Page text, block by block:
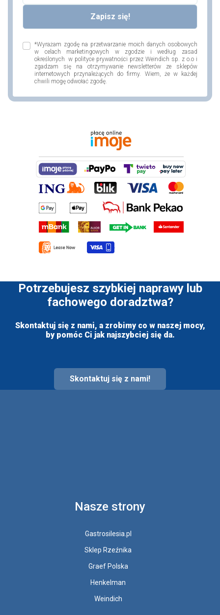
*Wyrażam zgodę na przetwarzanie moich danych osobowych
w celach marketingowych w zgodzie i według zasad
określonych w polityce prywatności przez Weindich sp. z o.o i
zgadzam się na otrzymywanie newsletterów ze sklepów
internetowych przynależących do firmy. Wiem, że w każdej
chwili mogę odwołać zgodę.
Potrzebujesz szybkiej naprawy lub
fachowego doradztwa?
Skontaktuj się z nami, a zrobimy co w naszej mocy,
by pomóc Ci jak najszybciej się da.
Skontaktuj się z nami!
Nasze strony
Gastrosilesia.pl
Sklep Rzeźnika
Graef Polska
Henkelman
Weindich